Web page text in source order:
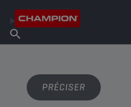
À propos de Champion
Trouver un point de vente
PRÉCISER